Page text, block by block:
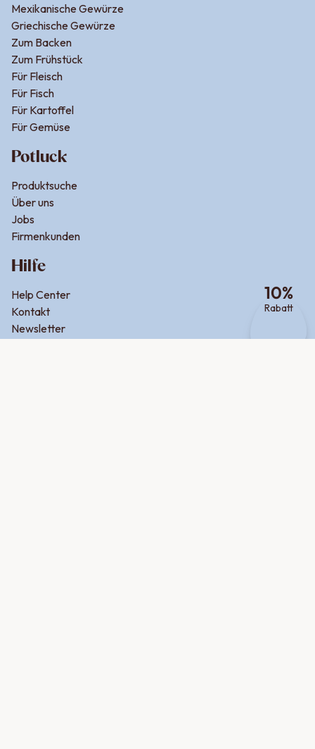
10%
Rabatt
Mexikanische Gewürze
Griechische Gewürze
Zum Backen
Zum Frühstück
Für Fleisch
Für Fisch
Für Kartoffel
Für Gemüse
Potluck
Produktsuche
Über uns
Jobs
Firmenkunden
Hilfe
Help Center
Kontakt
Newsletter